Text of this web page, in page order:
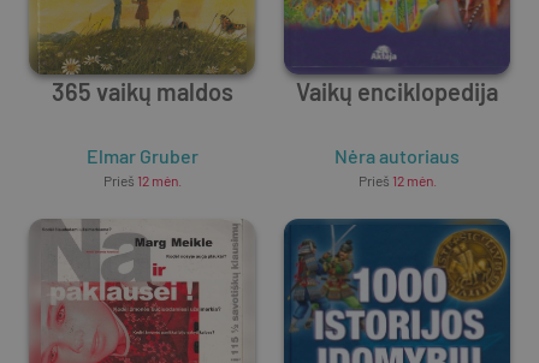
365 vaikų maldos
Elmar Gruber
Prieš 12 mėn.
Vaikų enciklopedija
Nėra autoriaus
Prieš 12 mėn.